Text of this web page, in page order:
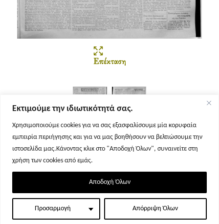
Εκτιμούμε την ιδιωτικότητά σας.
Χρησιμοποιούμε cookies για να σας εξασφαλίσουμε μία κορυφαία
εμπειρία περιήγησης και για να μας βοηθήσουν να βελτιώσουμε την
ιστοσελίδα μας.Κάνοντας κλικ στο "Αποδοχή Όλων", συναινείτε στη
χρήση των cookies από εμάς.
Προσαρμογή Απόρριψη Όλων
Αποδοχή Όλων
Επέκταση
Σελίδα 1 Σελίδα 2